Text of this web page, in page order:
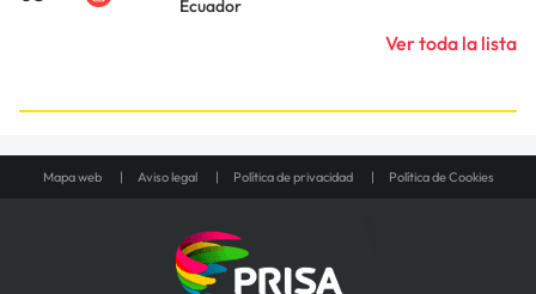
Ecuador
Ver toda la lista
Mapa web Aviso legal Política de privacidad Política de Cookies